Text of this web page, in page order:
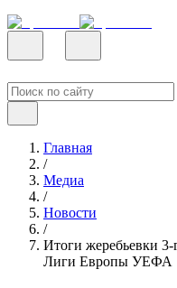
Главная
/
Медиа
/
Новости
/
Итоги жеребьевки
Лиги Европы УЕФА